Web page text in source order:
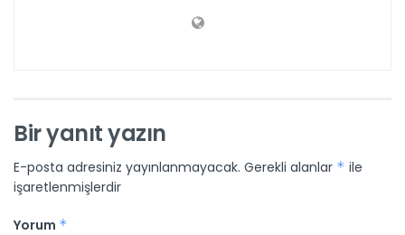
Bir yanıt yazın
E-posta adresiniz yayınlanmayacak. Gerekli alanlar * ile
işaretlenmişlerdir
Yorum *